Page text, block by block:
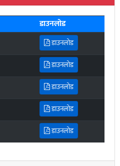
डाउनलोड
डाउनलोड
डाउनलोड
डाउनलोड
डाउनलोड
डाउनलोड